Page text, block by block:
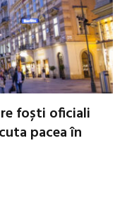
foști oficiali
pacea în